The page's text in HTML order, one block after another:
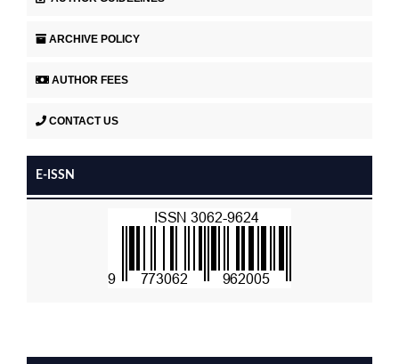
ARCHIVE POLICY
AUTHOR FEES
CONTACT US
E-ISSN